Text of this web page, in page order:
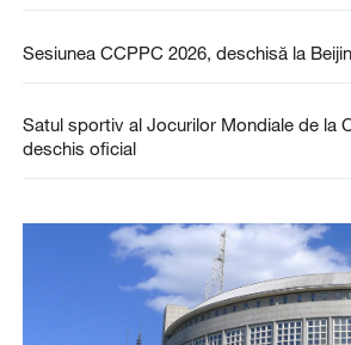
Sesiunea CCPPC 2026, deschisă la
Satul sportiv al Jocurilor Mondiale de la
deschis oficial